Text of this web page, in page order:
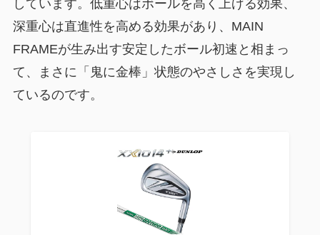
しています。低重心はボールを高く上げる効果、
深重心は直進性を高める効果があり、MAIN
FRAMEが生み出す安定したボール初速と相まっ
て、まさに「鬼に金棒」状態のやさしさを実現し
ているのです。